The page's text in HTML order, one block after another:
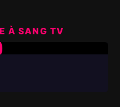
À SANG TV